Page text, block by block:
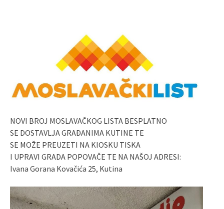
NOVI BROJ MOSLAVAČKOG LISTA BESPLATNO
SE DOSTAVLJA GRAĐANIMA KUTINE TE
SE MOŽE PREUZETI NA KIOSKU TISKA
I UPRAVI GRADA POPOVAČE TE NA NAŠOJ ADRESI:
Ivana Gorana Kovačića 25, Kutina